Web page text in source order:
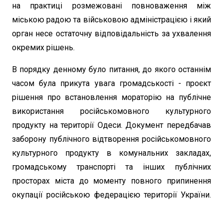
на практиці розмежовані повноваження між
міською радою та військовою адміністрацією і який
орган несе остаточну відповідальність за ухвалення
окремих рішень.
В порядку денному було питання, до якого останнім
часом була прикута увага громадськості - проєкт
рішення про встановлення мораторію на публічне
використання російськомовного культурного
продукту на території Одеси. Документ передбачав
заборону публічного відтворення російськомовного
культурного продукту в комунальних закладах,
громадському транспорті та інших публічних
просторах міста до моменту повного припинення
окупації російською федерацією території України.